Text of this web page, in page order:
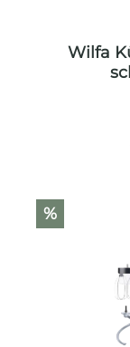
Wilfa
%